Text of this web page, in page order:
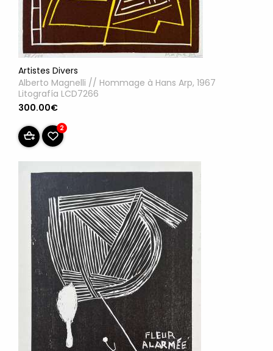
Artistes Divers
Alberto Magnelli // Hommage à Hans Arp, 1967
Litografía LCD7266
300.00€
2